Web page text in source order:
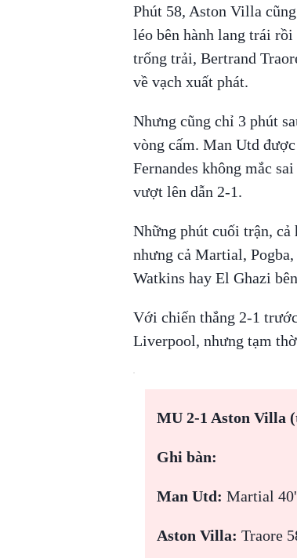
Phút 58, Aston Villa
léo bên hành lang trái
trống trải, Bertrand
về vạch xuất phát.
Nhưng cũng chỉ 3 phút
vòng cấm. Man Utd
Fernandes không mắc
vượt lên dẫn 2-1.
Những phút cuối trận, cả
nhưng cả Martial,
Watkins hay El Ghazi
Với chiến thắng 2-1
Liverpool, nhưng tạm
MU 2-1 Aston Villa
Ghi bàn:
Man Utd:Martial
Aston Villa:Traore